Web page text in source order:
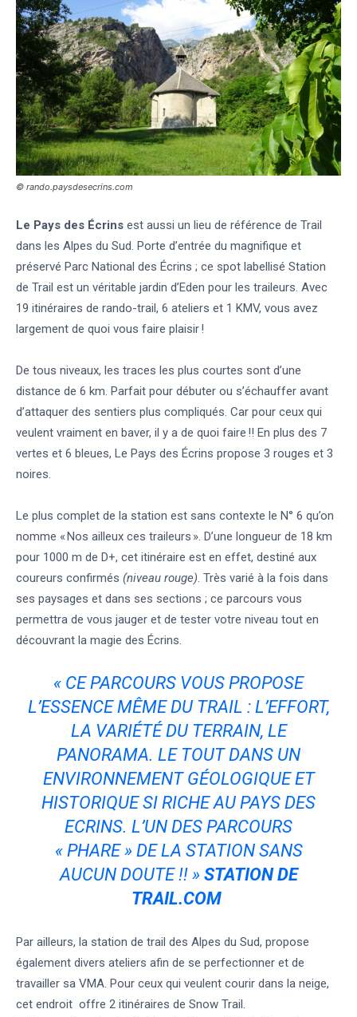
© rando.paysdesecrins.com
Le Pays des Écrins est aussi un lieu de référence de Trail
dans les Alpes du Sud. Porte d’entrée du magnifique et
préservé Parc National des Écrins ; ce spot labellisé Station
de Trail est un véritable jardin d’Eden pour les traileurs. Avec
19 itinéraires de rando-trail, 6 ateliers et 1 KMV, vous avez
largement de quoi vous faire plaisir !
De tous niveaux, les traces les plus courtes sont d’une
distance de 6 km. Parfait pour débuter ou s’échauffer avant
d’attaquer des sentiers plus compliqués. Car pour ceux qui
veulent vraiment en baver, il y a de quoi faire !! En plus des 7
vertes et 6 bleues, Le Pays des Écrins propose 3 rouges et 3
noires.
Le plus complet de la station est sans contexte le N° 6 qu’on
nomme « Nos ailleux ces traileurs ». D’une longueur de 18 km
pour 1000 m de D+, cet itinéraire est en effet, destiné aux
coureurs confirmés (niveau rouge). Très varié à la fois dans
ses paysages et dans ses sections ; ce parcours vous
permettra de vous jauger et de tester votre niveau tout en
découvrant la magie des Écrins.
« CE PARCOURS VOUS PROPOSE
L’ESSENCE MÊME DU TRAIL : L’EFFORT,
LA VARIÉTÉ DU TERRAIN, LE
PANORAMA. LE TOUT DANS UN
ENVIRONNEMENT GÉOLOGIQUE ET
HISTORIQUE SI RICHE AU PAYS DES
ECRINS. L’UN DES PARCOURS
« PHARE » DE LA STATION SANS
AUCUN DOUTE !! » STATION DE
TRAIL.COM
Par ailleurs, la station de trail des Alpes du Sud, propose
également divers ateliers afin de se perfectionner et de
travailler sa VMA. Pour ceux qui veulent courir dans la neige,
cet endroit offre 2 itinéraires de Snow Trail.